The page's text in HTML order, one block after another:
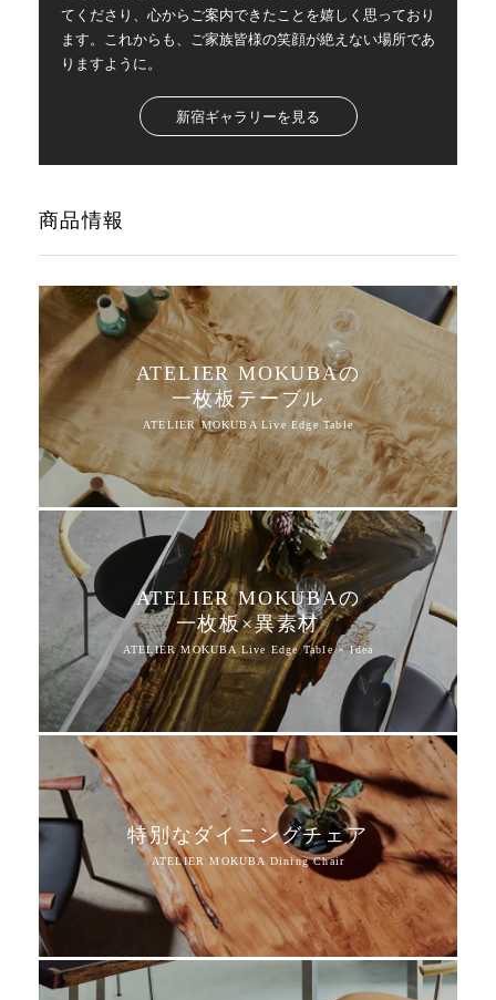
てくださり、心からご案内できたことを嬉しく思っており
ます。これからも、ご家族皆様の笑顔が絶えない場所であ
りますように。
新宿ギャラリーを見る
商品情報
ATELIER MOKUBAの
一枚板テーブル
ATELIER MOKUBAの
一枚板×異素材
特別なダイニングチェア